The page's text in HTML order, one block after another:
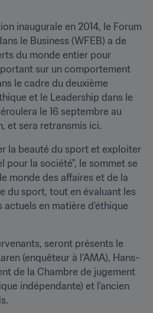
inaugurale en 2014, le Forum
le Business (WFEB) a de
du monde entier pour
sur un comportement
le cadre du deuxième
et le Leadership dans le
le 16 septembre au
et sera retransmis ici.
la beauté du sport et exploiter
pour la société", le sommet se
monde des affaires et de la
du sport, tout en évaluant les
en matière d'éthique
seront présents le
(enquêteur à l'AMA), Hans-
de la Chambre de jugement
indépendante) et l'ancien